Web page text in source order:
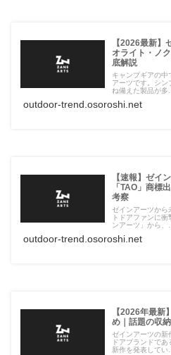
【2026最新】
オライト・ノ
底解説
キャンプギアの中
アーツです。シン
ね備えた製品が多…
outdoor-trend.osoroshi.net
【速報】ゼイ
「TAO」商標
考察
ゼインアーツから
トドアファンに
ンアーツ」から、…
outdoor-trend.osoroshi.net
【2026年最新
め｜話題の収
ゼインアーツの新
ドアブランドで
新作を発表してい…